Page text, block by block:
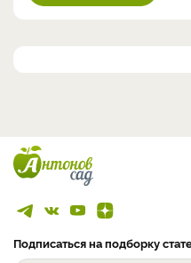
Подписаться на подборку